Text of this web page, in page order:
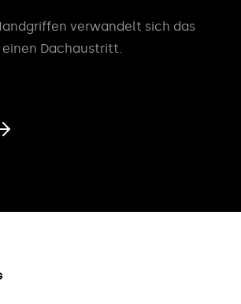
verwandelt sich das
Dachaustritt.